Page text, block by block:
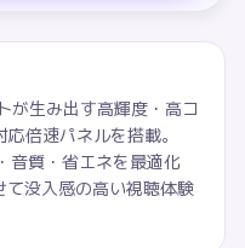
が生み出す高輝度・高コ
倍速パネルを搭載。
音質・省エネを最適化
没入感の高い視聴体験